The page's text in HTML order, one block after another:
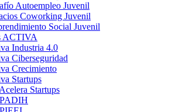
Autoempleo Juvenil
Coworking Juvenil
Social Juvenil
ACTIVA
Industria 4.0
Ciberseguridad
Crecimiento
Startups
Startups